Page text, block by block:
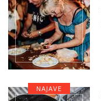
NAJAVE